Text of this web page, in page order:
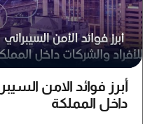
أبرز فوائد الامن
داخل المملكة